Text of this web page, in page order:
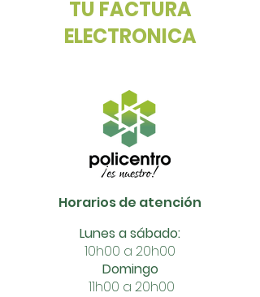
TU FACTURA
ELECTRONICA
Horarios de atención
Lunes a sábado:
10h00 a 20h00
Domingo
11h00 a 20h00